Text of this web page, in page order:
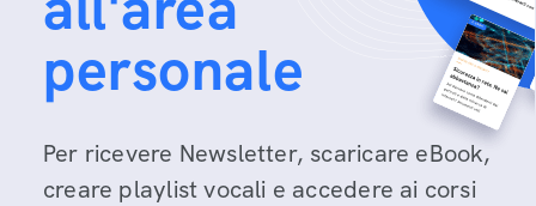
personale
Per ricevere Newsletter, scaricare eBook,
creare playlist vocali e accedere ai corsi